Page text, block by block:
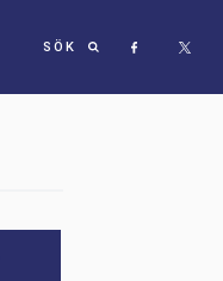
SÖK